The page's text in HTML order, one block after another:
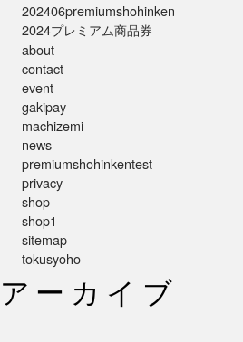
202406premiumshohinken
2024プレミアム商品券
about
contact
event
gakipay
machizemi
news
premiumshohinkentest
privacy
shop
shop1
sitemap
tokusyoho
アーカイブ